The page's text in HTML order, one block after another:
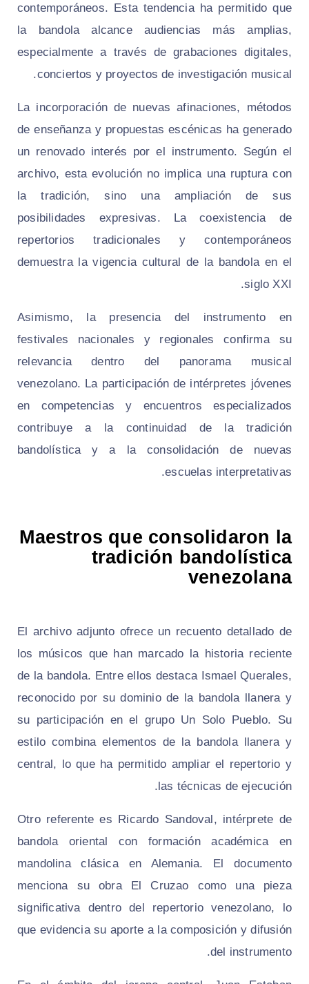
contemporáneos. Esta tendencia ha permitido que
la bandola alcance audiencias más amplias,
especialmente a través de grabaciones digitales,
conciertos y proyectos de investigación musical.
La incorporación de nuevas afinaciones, métodos
de enseñanza y propuestas escénicas ha generado
un renovado interés por el instrumento. Según el
archivo, esta evolución no implica una ruptura con
la tradición, sino una ampliación de sus
posibilidades expresivas. La coexistencia de
repertorios tradicionales y contemporáneos
demuestra la vigencia cultural de la bandola en el
siglo XXI.
Asimismo, la presencia del instrumento en
festivales nacionales y regionales confirma su
relevancia dentro del panorama musical
venezolano. La participación de intérpretes jóvenes
en competencias y encuentros especializados
contribuye a la continuidad de la tradición
bandolística y a la consolidación de nuevas
escuelas interpretativas.
Maestros que consolidaron la
tradición bandolística
venezolana
El archivo adjunto ofrece un recuento detallado de
los músicos que han marcado la historia reciente
de la bandola. Entre ellos destaca Ismael Querales,
reconocido por su dominio de la bandola llanera y
su participación en el grupo Un Solo Pueblo. Su
estilo combina elementos de la bandola llanera y
central, lo que ha permitido ampliar el repertorio y
las técnicas de ejecución.
Otro referente es Ricardo Sandoval, intérprete de
bandola oriental con formación académica en
mandolina clásica en Alemania. El documento
menciona su obra El Cruzao como una pieza
significativa dentro del repertorio venezolano, lo
que evidencia su aporte a la composición y difusión
del instrumento.